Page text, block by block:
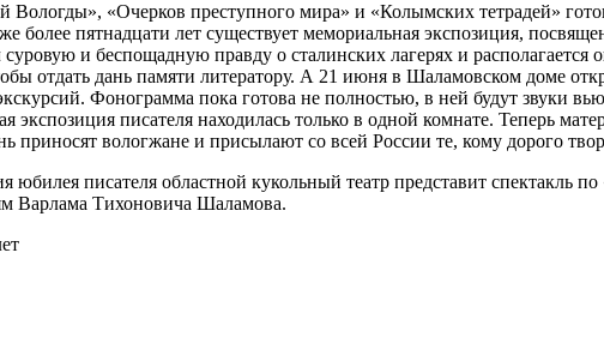
«Очерков преступного мира» и «Колымских тетрадей»
более пятнадцати лет существует мемориальная экспозиция,
и беспощадную правду о сталинских лагерях и располагается
отдать дань памяти литератору. А 21 июня в Шаламовском доме
Фонограмма пока готова не полностью, в ней будут звуки
писателя находилась только в одной комнате. Теперь
вологжане и присылают со всей России те, кому дорого
писателя областной кукольный театр представит спектакль
Варлама Тихоновича Шаламова.